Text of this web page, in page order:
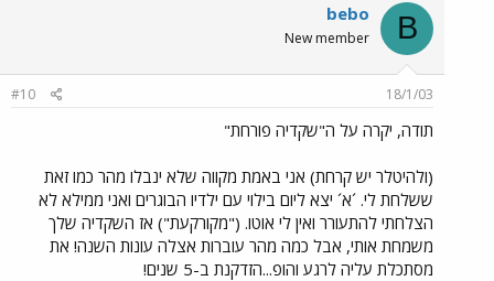
B
bebo
New member
18/1/03
#10
תודה, יקרה על ה"שקדיה פורחת"
(ולהיטלר יש קרחת) אני באמת מקווה שלא ינבלו מהר כמו זאת
ששלחת לי. ´א´ יצא ליום בילוי עם ילדיו הבוגרים ואני ממילא לא
הצלחתי להתעורר ואין לי אוטו. ("מקורקעת") אז השקדיה שלך
משמחת אותי, אבל כמה מהר עוברות אצלה עונות השנה! את
מסתכלת עליה לרגע והופ...הזדקנת ב-5 שנים!